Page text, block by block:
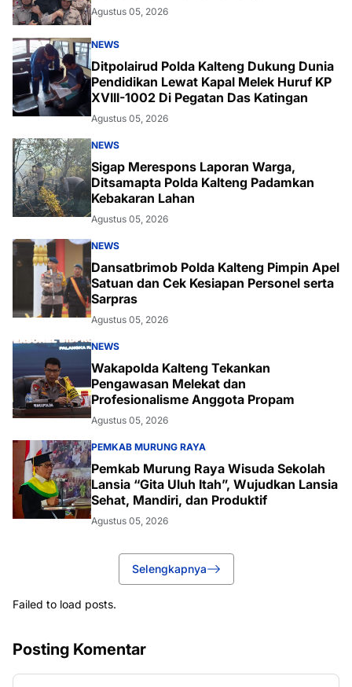
Agustus 05, 2026
NEWS
Ditpolairud Polda Kalteng Dukung Dunia
Pendidikan Lewat Kapal Melek Huruf KP
XVIII-1002 Di Pegatan Das Katingan
Agustus 05, 2026
NEWS
Sigap Merespons Laporan Warga,
Ditsamapta Polda Kalteng Padamkan
Kebakaran Lahan
Agustus 05, 2026
NEWS
Dansatbrimob Polda Kalteng Pimpin Apel
Satuan dan Cek Kesiapan Personel serta
Sarpras
Agustus 05, 2026
NEWS
Wakapolda Kalteng Tekankan
Pengawasan Melekat dan
Profesionalisme Anggota Propam
Agustus 05, 2026
PEMKAB MURUNG RAYA
Pemkab Murung Raya Wisuda Sekolah
Lansia “Gita Uluh Itah”, Wujudkan Lansia
Sehat, Mandiri, dan Produktif
Agustus 05, 2026
Selengkapnya
Failed to load posts.
Posting Komentar